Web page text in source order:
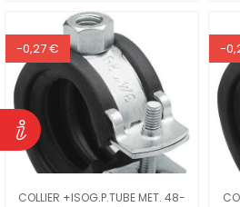
COLLIER +ISOG.P.TUBE MET. 48-
-0,27 € -